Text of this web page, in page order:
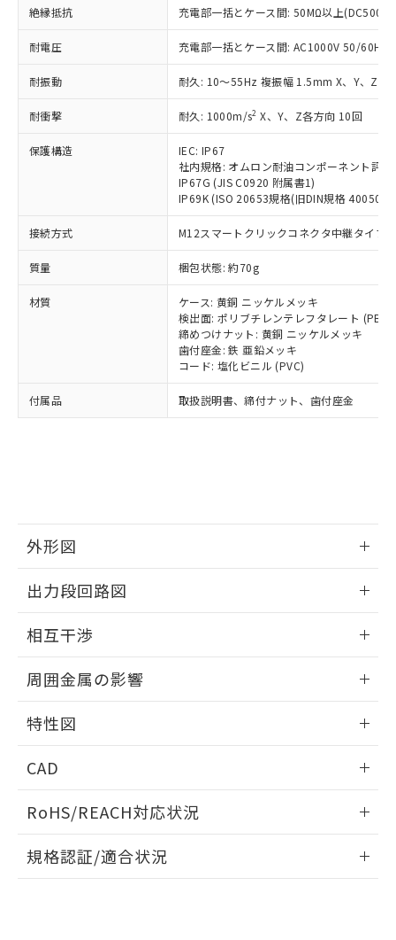
絶縁抵抗 充電部一括とケース間: 50MΩ以上(DC500V
耐電圧 充電部一括とケース間: AC1000V 50/60Hz
耐振動 耐久: 10～55Hz 複振幅 1.5mm X、Y、Z各
耐衝撃 耐久: 1000m/s2 X、Y、Z各方向 10回
保護構造
IEC: IP67
社内規格: オムロン耐油コンポーネント評
IP67G (JIS C0920 附属書1)
IP69K (ISO 20653規格(旧DIN規格 40050
接続方式 M12スマートクリックコネクタ中継タイプ
質量 梱包状態: 約70g
材質
ケース: 黄銅 ニッケルメッキ
検出面: ポリブチレンテレフタレート (PBT)
締めつけナット: 黄銅 ニッケルメッキ
歯付座金: 鉄 亜鉛メッキ
コード: 塩化ビニル (PVC)
付属品 取扱説明書、締付ナット、歯付座金
外形図
外形図
出力段回路図
出力段回路図
相互干渉
相互干渉
A: 40mm以上、B: 30mm以上
周囲金属の影響
周囲金属の影響
特性図
検出物体の大きさと材質による影響
CAD
ドすることができます。
ログイン/会員登録
RoHS/REACH対応状況
EU RoHS 注意事項・凡例
規格認証/適合状況
ことをご了承ください。
在庫状況および標準価格照会結果は、
記載している更新日時点での社内デー
タに基づき作成されるものであり、閲
覧された時点での実際の在庫および標
準価格とは異なる場合があることをご
了承ください。
様のお取引先、またはお客様担当のオ
ムロン制御機器販売店・当社販売員に
ご相談ください。
オムロン制御機器販売店や当社販売拠
販売ネットワーク
」をご確認
在庫状況および標準価格結果を当社の
事前の承諾なく第三者に漏洩または開
示しないようお願いします。
マイパーツ機能（部品リスト作成サー
ビス）をご利用いただくには、I-Web
メンバーズにご登録されている必要が
お客様が当ウェブサイト上で当社にご
登録された部品リストについて、当社
指します。
むを得ず変更することがあります。
ミウム(Cd) 100ppm以下、
六価クロム(Cr(Ⅵ)) 1000ppm以下、ポリ臭化ビフェニル
類(PBB) 1000ppm以下、ポリ臭化ジフェニルエーテル類
(PBDE) 1000ppm以下、フタル酸ビス(2-エチルヘキシ
ル) (DEHP)(別名：DOP) 1000ppm以下、フタル酸ブチ
ルベンジル（BBP） 1000ppm以下、フタル酸ジブチル
（DBP） 1000ppm以下、フタル酸ジイソブチル
但し、RoHS指令で産業用監視および制御機器に対する
フタル酸エステル類の４物質については閾値を超える意
図的な使用がないことを確認しています。
※2 対応予定月
部品在庫の切り替え状況などにより、予定
月が前後することがあります。
※3 非含有証明書ダウンロード
51物質の非含有証明書（当社基準）
※本証明書は発行日時点で非含有を証明す
ものではありません。
また、RoHS指令のフタル酸エステル類４
物質の対応では、対応完了までの期間は出
荷製品に未対応品が混在することから備考
欄に対応日を記載しておりました。
既に当社にて対応品への在庫切替を完了
す。
「－」：未確認です。当社販売部門へお問
*中国RoHS10物質の基準値 (GB/T26572)：
Pb(鉛) :1000ppm、 Hg(水銀) : 1000ppm、 Cd(カドミウ
Cr(Ⅵ)(六価クロム) : 1000ppm、 PBBs(ポリ臭化ビフェ
DBP(フタル酸ジブチル) : 1000ppm、 DIBP(フタル酸ジ
イソブチル) : 1000ppm、 BBP(フタル酸ブチルベンジ
DEHP(フタル酸ビス(2-エチルヘキシル)) : 1000ppm
※2 環境保護使用期限
「ｅ」：有害物質（10物質）のすべてが基
準値以下であることを示します。
「10」：通常の使用状況下において有害物
質が外部に漏えいし、環境に深刻な影響を
及ぼさない年数を意味します。
「－」：未確認です。当社販売部門へお問
い合わせください。
当社は、これら貴社製品のうち、外国
為替および外国貿易法に定める商品
（以下｢規制貨物等」という）を輸出
または国外への提供する場合は、日本
国政府の輸出許可(または役務取引許
可)を取得するなどの必要な手続きを
当社は規制貨物を破棄する場合は、完
全に破砕するなど、違法に輸出されな
いよう必要な手段を講じます。
当社は貴社製品を、核兵器、ミサイ
ル、化学兵器、生物兵器またはその他
武器並びにこれらの製造装置等に一切
使用いたしません。
当社は、貴社製品を第三者に販売する
場合は、上記1、2および3の内容を当
該第三者に通知します。また当社は、
販売先および販売に係わる関係者が違
法に輸出するおそれがある場合は、取
り引きをいたしません。
一定数以上の在庫あり
一定数には満たないが在庫あり
在庫なし(最新の在庫状況につ
いては、お客様のお取引先、ま
たはお客様担当のオムロン制御
機器販売店・当社販売員にご確
認ください)
受注生産機種、また在庫状況の
情報を公開していない機種